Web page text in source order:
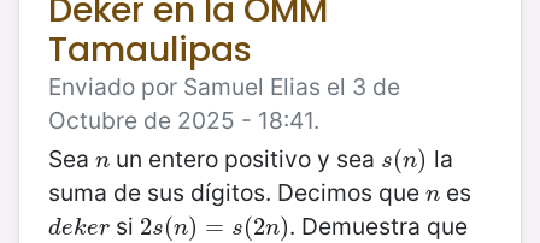
Deker en la OMM
Tamaulipas
Enviado por Samuel Elias el 3 de
Octubre de 2025 - 18:41.
Sea n
n un entero positivo y sea s(n)
s(n) la
suma de sus dígitos. Decimos que n
n es
deker
deker si 2s(n) = s(2n)
2s(n) =s (2n)
. Demuestra que